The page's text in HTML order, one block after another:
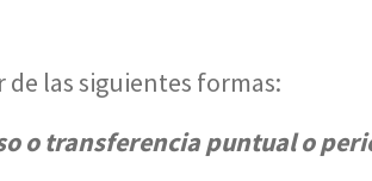
de las siguientes formas:
o transferencia puntual o